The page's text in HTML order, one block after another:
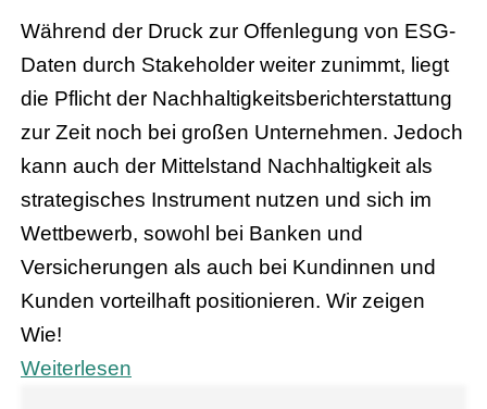
Während der Druck zur Offenlegung von ESG-
Daten durch Stakeholder weiter zunimmt, liegt
die Pflicht der Nachhaltigkeitsberichterstattung
zur Zeit noch bei großen Unternehmen. Jedoch
kann auch der Mittelstand Nachhaltigkeit als
strategisches Instrument nutzen und sich im
Wettbewerb, sowohl bei Banken und
Versicherungen als auch bei Kundinnen und
Kunden vorteilhaft positionieren. Wir zeigen
Wie!
Weiterlesen